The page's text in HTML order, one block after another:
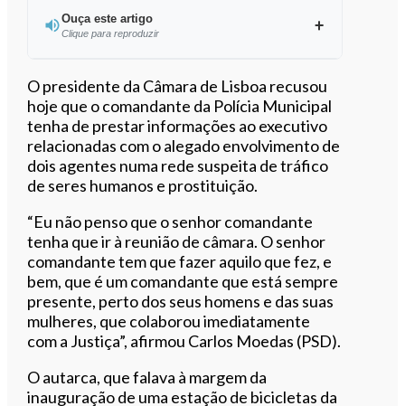
Ouça este artigo
Clique para reproduzir
Ouvir este artigo
O presidente da Câmara de Lisboa recusou
hoje que o comandante da Polícia Municipal
tenha de prestar informações ao executivo
relacionadas com o alegado envolvimento de
dois agentes numa rede suspeita de tráfico
de seres humanos e prostituição.
“Eu não penso que o senhor comandante
tenha que ir à reunião de câmara. O senhor
comandante tem que fazer aquilo que fez, e
bem, que é um comandante que está sempre
presente, perto dos seus homens e das suas
mulheres, que colaborou imediatamente
com a Justiça”, afirmou Carlos Moedas (PSD).
O autarca, que falava à margem da
inauguração de uma estação de bicicletas da